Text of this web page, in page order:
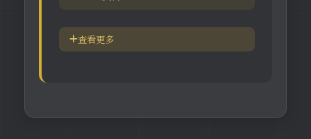
五脏逼毒法和易筋经
查看更多